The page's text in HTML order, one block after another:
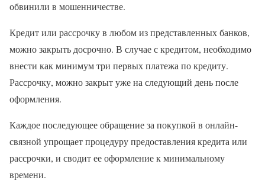
обвинили в мошенничестве.
Кредит или рассрочку в любом из представленных банков,
можно закрыть досрочно. В случае с кредитом, необходимо
внести как минимум три первых платежа по кредиту.
Рассрочку, можно закрыт уже на следующий день после
оформления.
Каждое последующее обращение за покупкой в онлайн-
связной упрощает процедуру предоставления кредита или
рассрочки, и сводит ее оформление к минимальному
времени.